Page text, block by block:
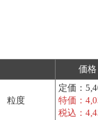
価格
粒度
定価：
特価：
税込：